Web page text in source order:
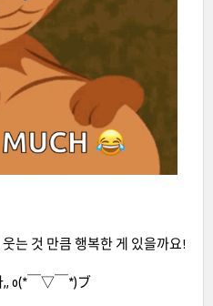
는 것 만큼 행복한 게 있을까요!
,, o(*￣▽￣*)ブ